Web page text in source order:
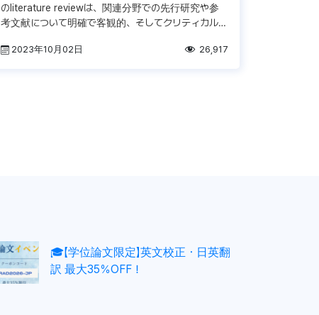
のliterature reviewは、関連分野での先行研究や参
考文献について明確で客観的、そしてクリティカルな
きます。文献 […]
2023年10月02日 26,917
🎓【学位論文限定】英文校正・日英翻
訳 最大35％OFF！